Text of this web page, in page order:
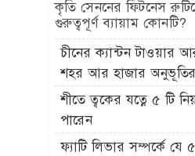
কৃতি সেননের ফিটনেস
গুরুত্বপূর্ণ ব্যায়াম কোনটি?
চীনের ক্যান্টন টাওয়ার
শহর আর হাজার
শীতে ত্বকের যত্নে ৫ টি
পারেন
ফ্যাটি লিভার সম্পর্কে